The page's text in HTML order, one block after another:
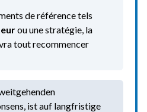
de référence tels
ou une stratégie, la
tout recommencer
ist auf langfristige